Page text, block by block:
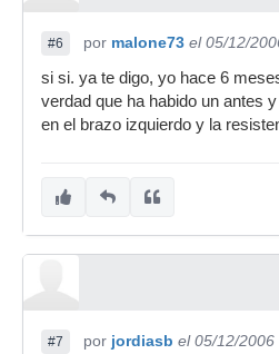
#6 por malone73 el 05/12/
si si. ya te digo, yo hace 6
verdad que ha habido un antes
en el brazo izquierdo y la
#7 por jordiasb el 05/12/2006